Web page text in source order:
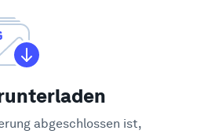
abgeschlossen ist,